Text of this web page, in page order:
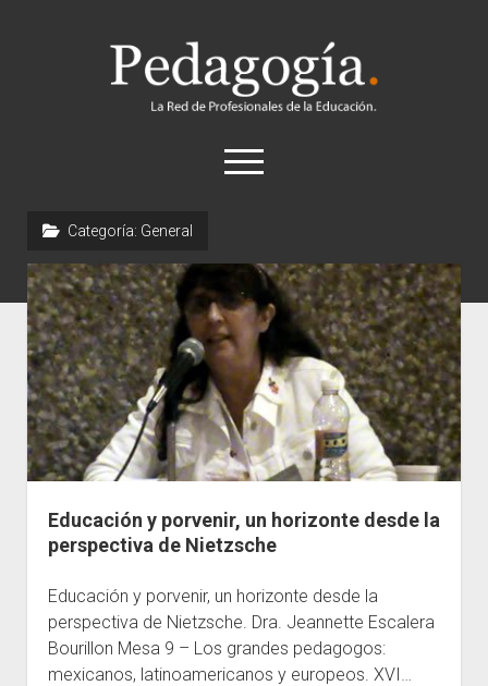
Pedagogía
abrir
el
Historia
Concepto
Entrevistas
Destacados
Biografías
Recursos
General
Escuelas
Contacto
Categoría: General
Educación y porvenir, un horizonte desde la
perspectiva de Nietzsche
Educación y porvenir, un horizonte desde la
perspectiva de Nietzsche. Dra. Jeannette Escalera
Bourillon Mesa 9 – Los grandes pedagogos:
mexicanos, latinoamericanos y europeos. XVI…